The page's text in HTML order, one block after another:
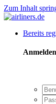
Zum Inhalt
Bereits
Anmelden